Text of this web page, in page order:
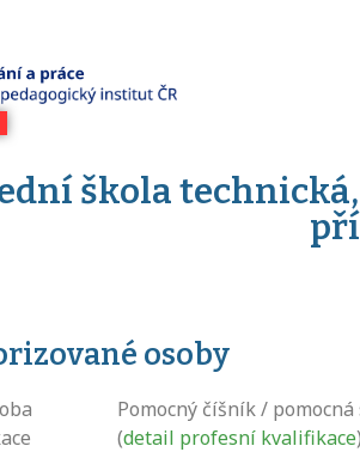
škola
osoby
Pomocný číšník /
(detail profesní kvalifikace)